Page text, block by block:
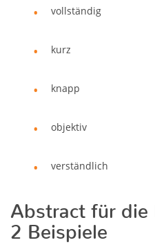
vollständig
kurz
knapp
objektiv
verständlich
Abstract für die
2 Beispiele